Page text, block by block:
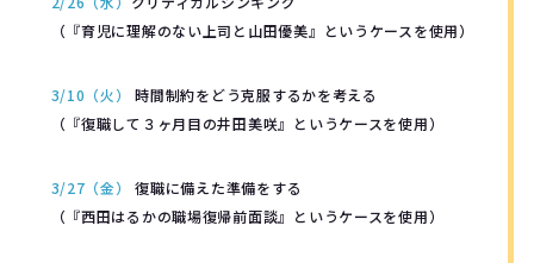
（『育児に理解のない上司と山田優美』というケースを使用）
3/10（火）
時間制約をどう克服するかを考える
（『復職して３ヶ月目の井田美咲』というケースを使用）
3/27（金）復職に備えた準備をする
（『西田はるかの職場復帰前面談』というケースを使用）